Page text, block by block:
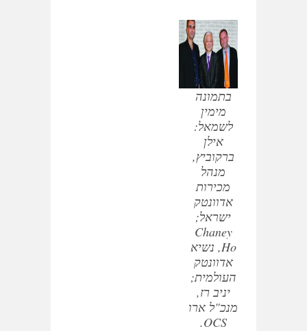
בתמונה
מימין
לשמאל:
אילן
ברקוביץ,
מנהל
מכירות
אדוונטק
ישראל;
Chaney
Ho, נשיא
אדוונטק
העולמית;
יניב רז,
מנכ"ל ארו
OCS.